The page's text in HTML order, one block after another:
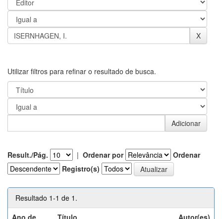
Utilizar filtros para refinar o resultado de busca.
Result./Pág. | Ordenar por
Ordenar
Registro(s)
Resultado 1-1 de 1.
Ano de
Título Autor(es)